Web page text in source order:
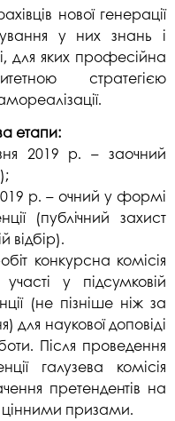
нової генерації
у них знань і
для яких професійна
стратегією
етапи:
2019 р. – заочний
р. – очний у формі
(публічний захист
відбір).
конкурсна комісія
у підсумковій
(не пізніше ніж за
для наукової доповіді
Після проведення
галузева комісія
претендентів на
призами.